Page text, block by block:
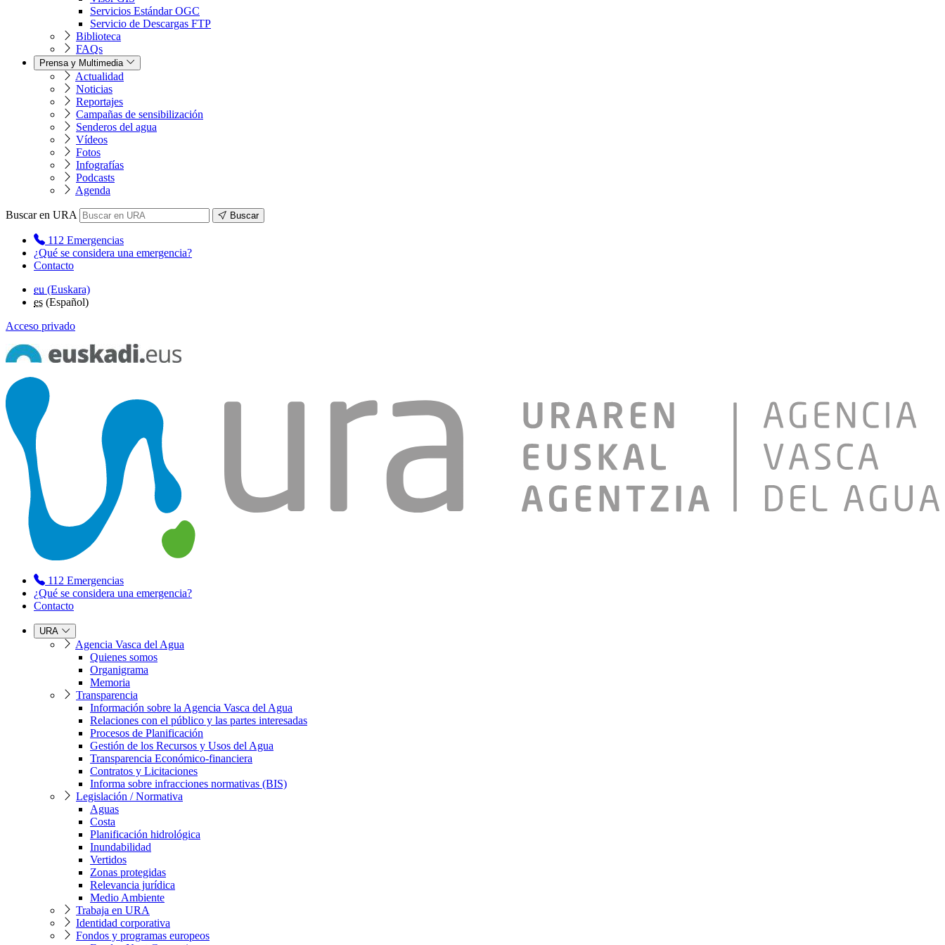
Servicios Estándar OGC
Servicio de Descargas FTP
Biblioteca
FAQs
Prensa y Multimedia
Actualidad
Noticias
Reportajes
Campañas de sensibilización
Senderos del agua
Vídeos
Fotos
Infografías
Podcasts
Agenda
Buscar en URA Buscar
112 Emergencias
¿Qué se considera una emergencia?
Contacto
eu (Euskara)
es (Español)
Acceso privado
112 Emergencias
¿Qué se considera una emergencia?
Contacto
URA
Agencia Vasca del Agua
Quienes somos
Organigrama
Memoria
Transparencia
Información sobre la Agencia Vasca del Agua
Relaciones con el público y las partes interesadas
Procesos de Planificación
Gestión de los Recursos y Usos del Agua
Transparencia Económico-financiera
Contratos y Licitaciones
Informa sobre infracciones normativas (BIS)
Legislación / Normativa
Aguas
Costa
Planificación hidrológica
Inundabilidad
Vertidos
Zonas protegidas
Relevancia jurídica
Medio Ambiente
Trabaja en URA
Identidad corporativa
Fondos y programas europeos